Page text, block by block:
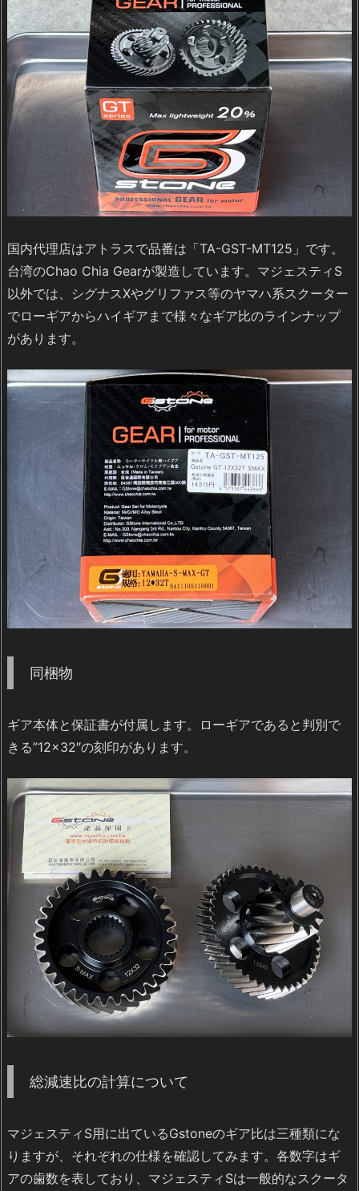
国内代理店はアトラスで品番は「TA-GST-MT125」です。
台湾のChao Chia Gearが製造しています。マジェスティS
以外では、シグナスXやグリファス等のヤマハ系スクーター
でローギアからハイギアまで様々なギア比のラインナップ
があります。
同梱物
ギア本体と保証書が付属します。ローギアであると判別で
きる”12×32″の刻印があります。
総減速比の計算について
マジェスティS用に出ているGstoneのギア比は三種類にな
りますが、それぞれの仕様を確認してみます。各数字はギ
アの歯数を表しており、マジェスティSは一般的なスクータ